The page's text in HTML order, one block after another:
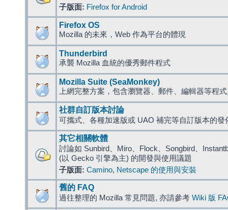
子版面: Firefox for Android
Firefox OS
Mozilla 的未來，Web 作為平台的體現
Thunderbird
承襲 Mozilla 血統的優秀郵件程式
Mozilla Suite (SeaMonkey)
上網完整方案，包含瀏覽器、郵件、編輯器等程
社群自訂版本討論
可攜式、各種加速版或 UAO 補完等自訂版本的發
其它相關軟體
討論如 Sunbird、Miro、Flock、Songbird、
(以 Gecko 引擎為主) 的開發與使用議題
子版面: Camino, Netscape 的使用與安裝
舊的 FAQ
過往整理的 Mozilla 常見問題, 亦請參考 Wiki 版